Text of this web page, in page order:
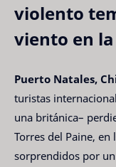
violento
viento en
Puerto Natales,
turistas
una británica–
Torres del Paine,
sorprendidos por